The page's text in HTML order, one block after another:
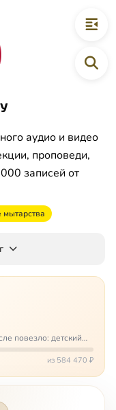
аудио и видео
проповеди,
записей от
повезло: детский
не очень сильно. Но
проблемы – Маша
из 584 470 ₽